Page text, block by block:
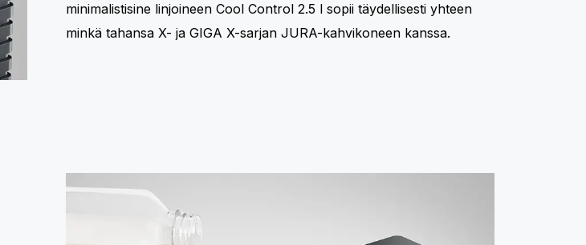
minimalistisine linjoineen Cool Control 2.5 l sopii täydellisesti yhteen
minkä tahansa X- ja GIGA X-sarjan JURA-kahvikoneen kanssa.